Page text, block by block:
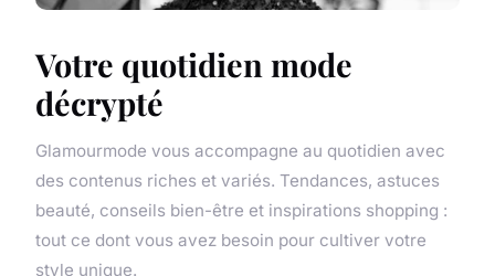
Votre quotidien mode
décrypté
Glamourmode vous accompagne au quotidien avec
des contenus riches et variés. Tendances, astuces
beauté, conseils bien-être et inspirations shopping :
tout ce dont vous avez besoin pour cultiver votre
style unique.